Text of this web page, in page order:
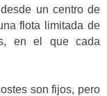
un centro de
flota limitada de
en el que cada
son fijos, pero